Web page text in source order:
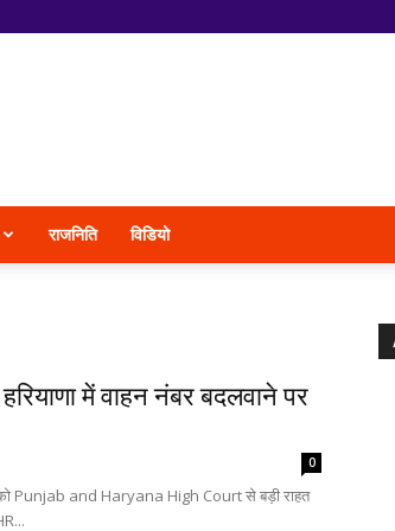
राजनिति विडियो
में वाहन नंबर बदलवाने पर
0
को Punjab and Haryana High Court से बड़ी राहत